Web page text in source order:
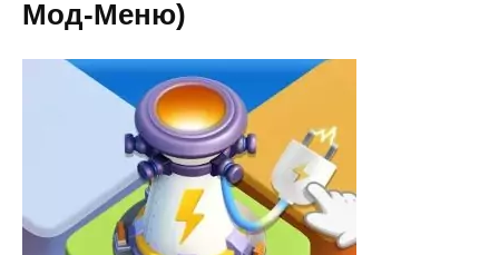
Мод-Меню)